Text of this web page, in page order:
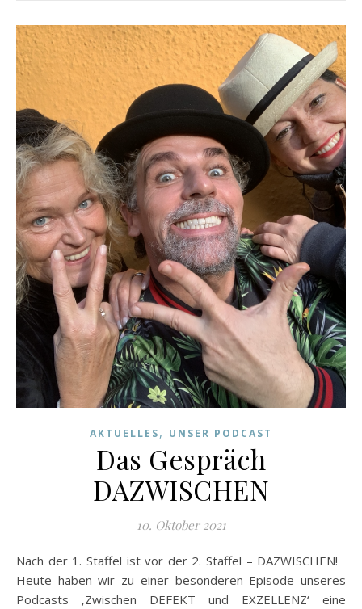
AKTUELLES, UNSER PODCAST
Das Gespräch
DAZWISCHEN
10. Oktober 2021
Nach der 1. Staffel ist vor der 2. Staffel – DAZWISCHEN!
Heute haben wir zu einer besonderen Episode unseres
Podcasts ‚Zwischen DEFEKT und EXZELLENZ‘ eine